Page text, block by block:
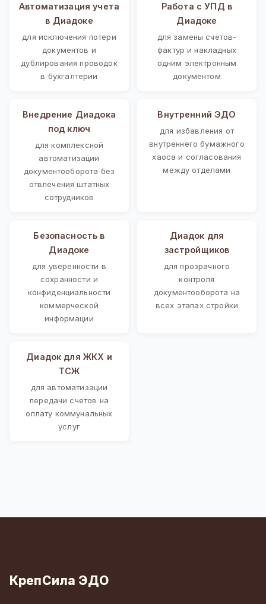
Автоматизация учета
в Диадоке
для исключения потери
документов и
дублирования проводок
в бухгалтерии
Работа с УПД в
Диадоке
для замены счетов-
фактур и накладных
одним электронным
документом
Внедрение Диадока
под ключ
для комплексной
автоматизации
документооборота без
отвлечения штатных
сотрудников
Внутренний ЭДО
для избавления от
внутреннего бумажного
хаоса и согласования
между отделами
Безопасность в
Диадоке
для уверенности в
сохранности и
конфиденциальности
коммерческой
информации
Диадок для
застройщиков
для прозрачного
контроля
документооборота на
всех этапах стройки
Диадок для ЖКХ и
ТСЖ
для автоматизации
передачи счетов на
оплату коммунальных
услуг
КрепСила ЭДО